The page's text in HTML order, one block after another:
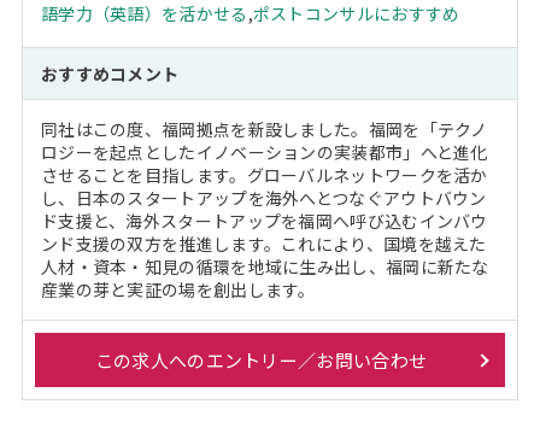
語学力（英語）を活かせる ,ポストコンサルにおすすめ
おすすめコメント
同社はこの度、福岡拠点を新設しました。福岡を「テクノ
ロジーを起点としたイノベーションの実装都市」へと進化
させることを目指します。グローバルネットワークを活か
し、日本のスタートアップを海外へとつなぐアウトバウン
ド支援と、海外スタートアップを福岡へ呼び込むインバウ
ンド支援の双方を推進します。これにより、国境を越えた
人材・資本・知見の循環を地域に生み出し、福岡に新たな
産業の芽と実証の場を創出します。
この求人へのエントリー／お問い合わせ